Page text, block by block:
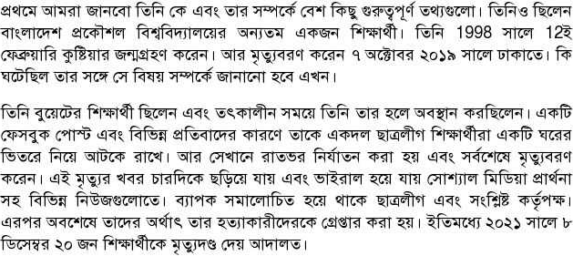
প্রথমে আমরা জানবো তিনি কে এবং তার সম্পর্কে বেশ কিছু গুরুত্বপূর্ণ তথ্যগুলো। তিনিও ছিলেন
বাংলাদেশ প্রকৌশল বিশ্ববিদ্যালয়ের অন্যতম একজন শিক্ষার্থী। তিনি 1998 সালে 12ই
ফেব্রুয়ারি কুষ্টিয়ার জন্মগ্রহণ করেন। আর মৃত্যুবরণ করেন ৭ অক্টোবর ২০১৯ সালে ঢাকাতে। কি
ঘটেছিল তার সঙ্গে সে বিষয় সম্পর্কে জানানো হবে এখন।
তিনি বুয়েটের শিক্ষার্থী ছিলেন এবং তৎকালীন সময়ে তিনি তার হলে অবস্থান করছিলেন। একটি
ফেসবুক পোস্ট এবং বিভিন্ন প্রতিবাদের কারণে তাকে একদল ছাত্রলীগ শিক্ষার্থীরা একটি ঘরের
ভিতরে নিয়ে আটকে রাখে। আর সেখানে রাতভর নির্যাতন করা হয় এবং সর্বশেষে মৃত্যুবরণ
করেন। এই মৃত্যুর খবর চারদিকে ছড়িয়ে যায় এবং ভাইরাল হয়ে যায় সোশ্যাল মিডিয়া প্রার্থনা
সহ বিভিন্ন নিউজগুলোতে। ব্যাপক সমালোচিত হয়ে থাকে ছাত্রলীগ এবং সংশ্লিষ্ট কর্তৃপক্ষ।
এরপর অবশেষে তাদের অর্থাৎ তার হত্যাকারীদেরকে গ্রেপ্তার করা হয়। ইতিমধ্যে ২০২১ সালে ৮
ডিসেম্বর ২০ জন শিক্ষার্থীকে মৃত্যুদণ্ড দেয় আদালত।